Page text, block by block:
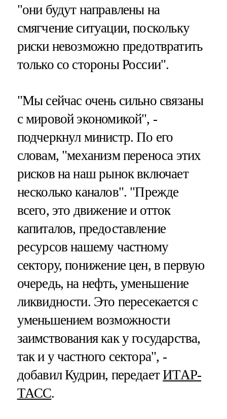
"они будут направлены на
смягчение ситуации, поскольку
риски невозможно предотвратить
только со стороны России".
"Мы сейчас очень сильно связаны
с мировой экономикой", -
подчеркнул министр. По его
словам, "механизм переноса этих
рисков на наш рынок включает
несколько каналов". "Прежде
всего, это движение и отток
капиталов, предоставление
ресурсов нашему частному
сектору, понижение цен, в первую
очередь, на нефть, уменьшение
ликвидности. Это пересекается с
уменьшением возможности
заимствования как у государства,
так и у частного сектора", -
добавил Кудрин, передаетИТАР-
ТАСС.